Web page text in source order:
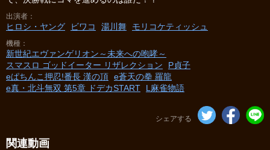
出演者
ヒロシ・ヤング ビワコ 湯川舞 モリコケティッシュ
機種
新世紀エヴァンゲリオン～未来への咆哮～
スマスロ ゴッドイーター リザレクション
P貞子
eぱちんこ押忍!番長 漢の頂 e蒼天の拳 羅龍
e真・北斗無双 第5章 ドデカSTART
L麻雀物語
シェアする
関連動画